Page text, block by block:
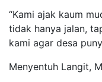
“Kami ajak kaum
tidak hanya jalan,
kami agar desa
Menyentuh Langit,